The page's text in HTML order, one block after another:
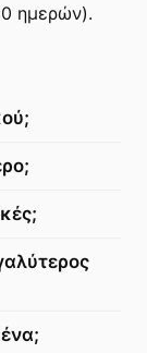
ημερών).